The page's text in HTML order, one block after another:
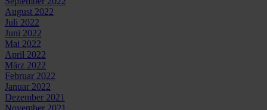
August 2022
Juli 2022
Juni 2022
Mai 2022
April 2022
März 2022
Februar 2022
Januar 2022
Dezember 2021
November 2021